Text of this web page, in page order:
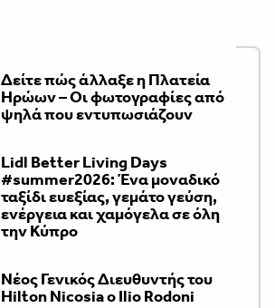
Δείτε πώς άλλαξε η Πλατεία
Ηρώων – Οι φωτογραφίες από
ψηλά που εντυπωσιάζουν
Lidl Better Living Days
#summer2026: Ένα μοναδικό
ταξίδι ευεξίας, γεμάτο γεύση,
ενέργεια και χαμόγελα σε όλη
την Κύπρο
Νέος Γενικός Διευθυντής του
Hilton Nicosia ο Ilio Rodoni